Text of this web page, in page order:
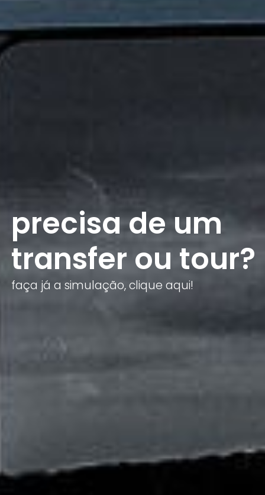
precisa de um
transfer ou tour?
faça já a simulação, clique aqui!